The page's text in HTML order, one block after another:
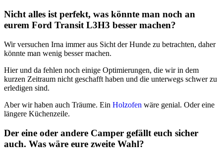
Nicht alles ist perfekt, was könnte man noch an
eurem Ford Transit L3H3 besser machen?
Wir versuchen Irna immer aus Sicht der Hunde zu betrachten, daher
könnte man wenig besser machen.
Hier und da fehlen noch einige Optimierungen, die wir in dem
kurzen Zeitraum nicht geschafft haben und die unterwegs schwer zu
erledigen sind.
Aber wir haben auch Träume. Ein Holzofen wäre genial. Oder eine
längere Küchenzeile.
Der eine oder andere Camper gefällt euch sicher
auch. Was wäre eure zweite Wahl?